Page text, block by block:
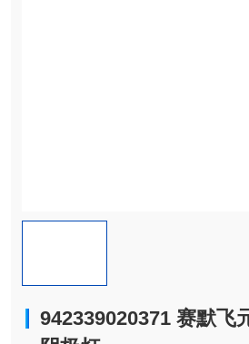
942339020371 赛默飞